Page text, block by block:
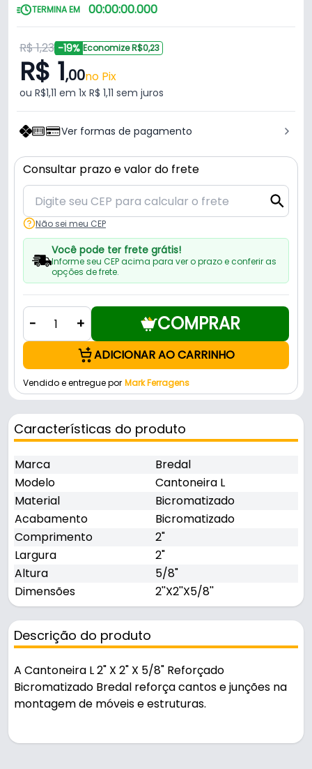
TERMINA EM 00:00:00.000
R$ 1,23 -19% Economize R$0,23
R$ 1,00no Pix
ou R$1,11 em 1x R$ 1,11 sem juros
Ver formas de pagamento
Consultar prazo e valor do frete
Não sei meu CEP
Você pode ter frete grátis!
Informe seu CEP acima para ver o prazo e conferir as
opções de frete.
- + COMPRAR
ADICIONAR AO CARRINHO
Vendido e entregue por Mark Ferragens
Características do produto
Marca
Bredal
Modelo
Cantoneira L
Material
Bicromatizado
Acabamento
Bicromatizado
Comprimento
2"
Largura
2"
Altura
5/8"
Dimensões
2''X2''X5/8''
Descrição do produto
A Cantoneira L 2" X 2" X 5/8" Reforçado
Bicromatizado Bredal reforça cantos e junções na
montagem de móveis e estruturas.